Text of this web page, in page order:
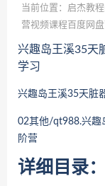
当前位置： 启杰教程
营视频课程百度网
兴趣岛王溪35天
学习
兴趣岛王溪35天脏
02其他/qt988.兴趣
阶营
详细目录：